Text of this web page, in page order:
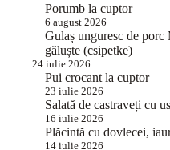
Porumb la cuptor
6 august 2026
Gulaș unguresc de
găluște (csipetke)
24 iulie 2026
Pui crocant la cuptor
23 iulie 2026
Salată de castraveți cu
16 iulie 2026
Plăcintă cu dovlecei,
14 iulie 2026